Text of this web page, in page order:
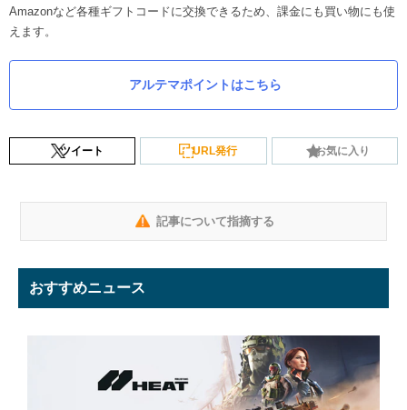
Amazonなど各種ギフトコードに交換できるため、課金にも買い物にも使
えます。
アルテマポイントはこちら
ツイート URL発行 お気に入り
記事について指摘する
おすすめニュース